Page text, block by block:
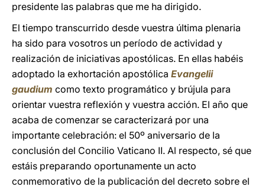
presidente las palabras que me ha dirigido.
El tiempo transcurrido desde vuestra última plenaria
ha sido para vosotros un período de actividad y
realización de iniciativas apostólicas. En ellas habéis
adoptado la exhortación apostólica Evangelii
gaudium como texto programático y brújula para
orientar vuestra reflexión y vuestra acción. El año que
acaba de comenzar se caracterizará por una
importante celebración: el 50º aniversario de la
conclusión del Concilio Vaticano II. Al respecto, sé que
estáis preparando oportunamente un acto
conmemorativo de la publicación del decreto sobre el